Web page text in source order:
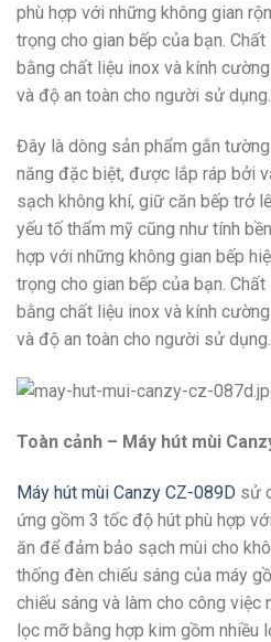
phù hợp với những không gian
trọng cho gian bếp của bạn.
bằng chất liệu inox và kính
và độ an toàn cho người sử dụng.
Đây là dòng sản phẩm gắn
năng đặc biệt, được lắp ráp bởi
sạch không khí, giữ căn bếp trở
yếu tố thẩm mỹ cũng như tính
hợp với những không gian bếp
trọng cho gian bếp của bạn.
bằng chất liệu inox và kính
và độ an toàn cho người sử dụng.
Toàn cảnh – Máy hút mùi
Máy hút mùi Canzy CZ-089D sử
ứng gồm 3 tốc độ hút phù hợp
ăn để đảm bảo sạch mùi cho
thống đèn chiếu sáng của máy
chiếu sáng và làm cho công việc
lọc mỡ bằng hợp kim gồm nhiều